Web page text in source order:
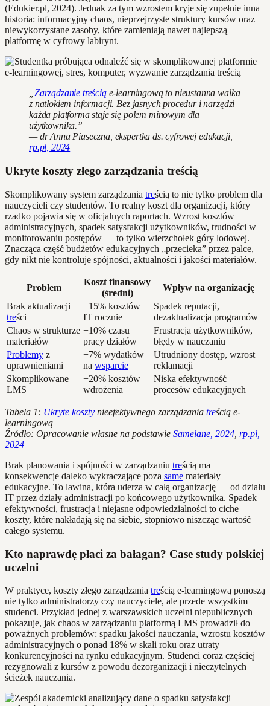
(Edukier.pl, 2024). Jednak za tym wzrostem kryje się zupełnie inna
historia: informacyjny chaos, nieprzejrzyste struktury kursów oraz
niewykorzystane zasoby, które zamieniają nawet najlepszą
platformę w cyfrowy labirynt.
Zarządzanie treściąe-learningową to nieustanna walka
z natłokiem informacji. Bez jasnych procedur i narzędzi
każda platforma staje się polem minowym dla
użytkownika.”
— dr Anna Piaseczna, ekspertka ds. cyfrowej edukacji,
rp.pl, 2024
Ukryte koszty złego zarządzania treścią
Skomplikowany system zarządzania treścią to nie tylko problem dla
nauczycieli czy studentów. To realny koszt dla organizacji, który
rzadko pojawia się w oficjalnych raportach. Wzrost kosztów
administracyjnych, spadek satysfakcji użytkowników, trudności w
monitorowaniu postępów — to tylko wierzchołek góry lodowej.
Znacząca część budżetów edukacyjnych „przecieka” przez palce,
gdy nikt nie kontroluje spójności, aktualności i jakości materiałów.
Problem
Koszt finansowy
(średni)
Wpływ na organizację
Brak aktualizacji
treści
+15% kosztów
IT rocznie
Spadek reputacji,
dezaktualizacja programów
Chaos w strukturze
materiałów
+10% czasu
pracy działów
Frustracja użytkowników,
błędy w nauczaniu
Problemy z
uprawnieniami
+7% wydatków
na wsparcie
Utrudniony dostęp, wzrost
reklamacji
Skomplikowane
LMS
+20% kosztów
wdrożenia
Niska efektywność
procesów edukacyjnych
Tabela 1: Ukryte koszty nieefektywnego zarządzania treścią e-
learningową
Źródło: Opracowanie własne na podstawie Samelane, 2024 rp.pl,
2024
Brak planowania i spójności w zarządzaniu treścią ma
konsekwencje daleko wykraczające poza same materiały
edukacyjne. To lawina, która uderza w całą organizację — od działu
IT przez działy administracji po końcowego użytkownika. Spadek
efektywności, frustracja i niejasne odpowiedzialności to ciche
koszty, które nakładają się na siebie, stopniowo niszcząc wartość
całego systemu.
Kto naprawdę płaci za bałagan? Case study polskiej
uczelni
W praktyce, koszty złego zarządzania treścią e-learningową ponoszą
nie tylko administratorzy czy nauczyciele, ale przede wszystkim
studenci. Przykład jednej z warszawskich uczelni niepublicznych
pokazuje, jak chaos w zarządzaniu platformą LMS prowadził do
poważnych problemów: spadku jakości nauczania, wzrostu kosztów
administracyjnych o ponad 18% w skali roku oraz utraty
konkurencyjności na rynku edukacyjnym. Studenci coraz częściej
rezygnowali z kursów z powodu dezorganizacji i nieczytelnych
ścieżek nauczania.